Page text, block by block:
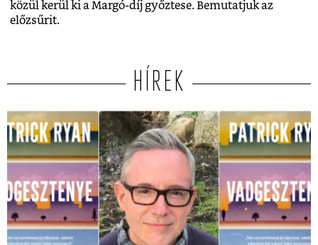
közül kerül ki a Margó-díj győztese. Bemutatjuk az
előzsűrit.
HÍREK